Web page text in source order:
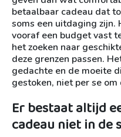
betaalbaar cadeau dat
soms een uitdaging zijn.
vooraf een budget vast
het zoeken naar
deze grenzen passen.
gedachte en de moeite
gestoken, niet per se om
Er bestaat altijd
cadeau niet in de